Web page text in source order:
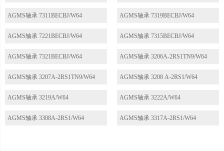
AGMS轴承 7311BECBJ/W64 AGMS轴承 7319BECBJ/W64
AGMS轴承 7221BECBJ/W64 AGMS轴承 7315BECBJ/W64
AGMS轴承 7321BECBJ/W64 AGMS轴承 3206A-2RS1TN9/W64
AGMS轴承 3207A-2RS1TN9/W64 AGMS轴承 3208 A-2RS1/W64
AGMS轴承 3219A/W64 AGMS轴承 3222A/W64
AGMS轴承 3308A-2RS1/W64 AGMS轴承 3317A-2RS1/W64